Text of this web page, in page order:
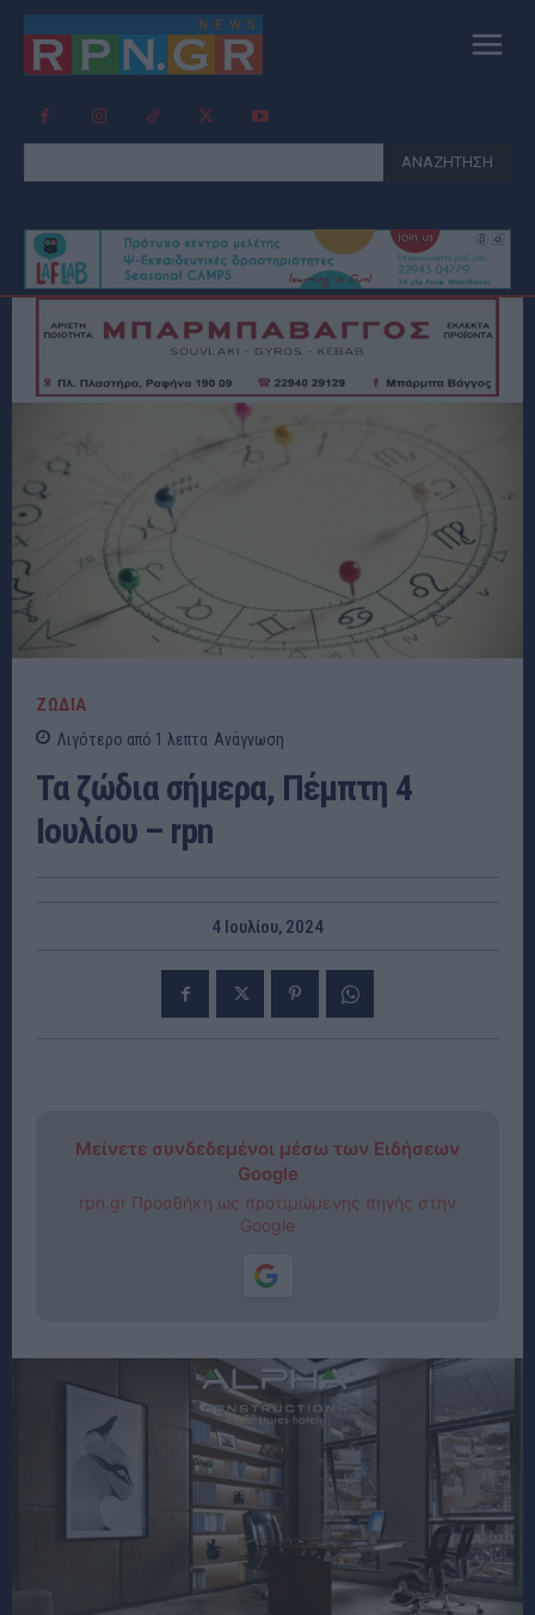
ΑΝΑΖΗΤΗΣΗ
ΖΩΔΙΑ
Λιγότερο από 1 λεπτα Ανάγνωση
Τα ζώδια σήμερα, Πέμπτη 4
Ιουλίου – rpn
4 Ιουλίου, 2024
Μείνετε συνδεδεμένοι μέσω των Ειδήσεων
Google
rpn.gr Προσθήκη ως προτιμώμενης πηγής στην
Google